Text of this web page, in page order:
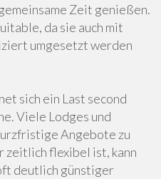
Zeit genießen.
da sie auch mit
umgesetzt werden
sich ein Last second
Viele Lodges und
Angebote zu
zeitlich flexibel ist, kann
deutlich günstiger